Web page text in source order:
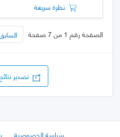
نظرة سريعة
الصفحة رقم 1 من 7 صفحة السابق
تصدير
سياسة الخصوصية